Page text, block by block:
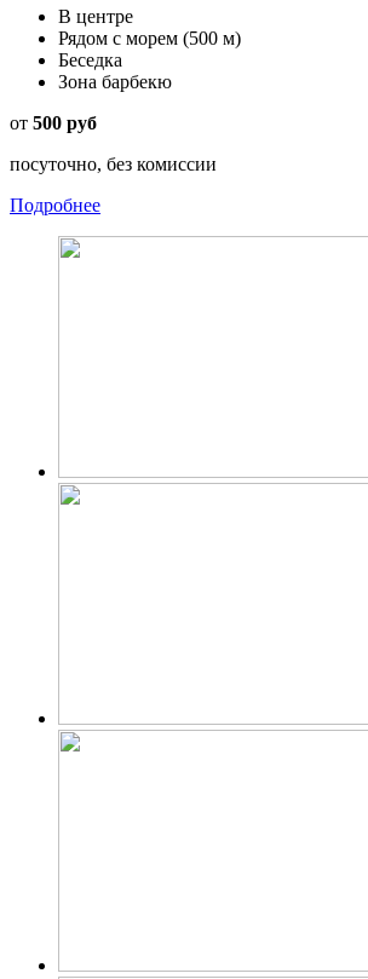
В центре
Рядом с морем (500 м)
Беседка
Зона барбекю
от 500 руб
посуточно, без комиссии
Подробнее